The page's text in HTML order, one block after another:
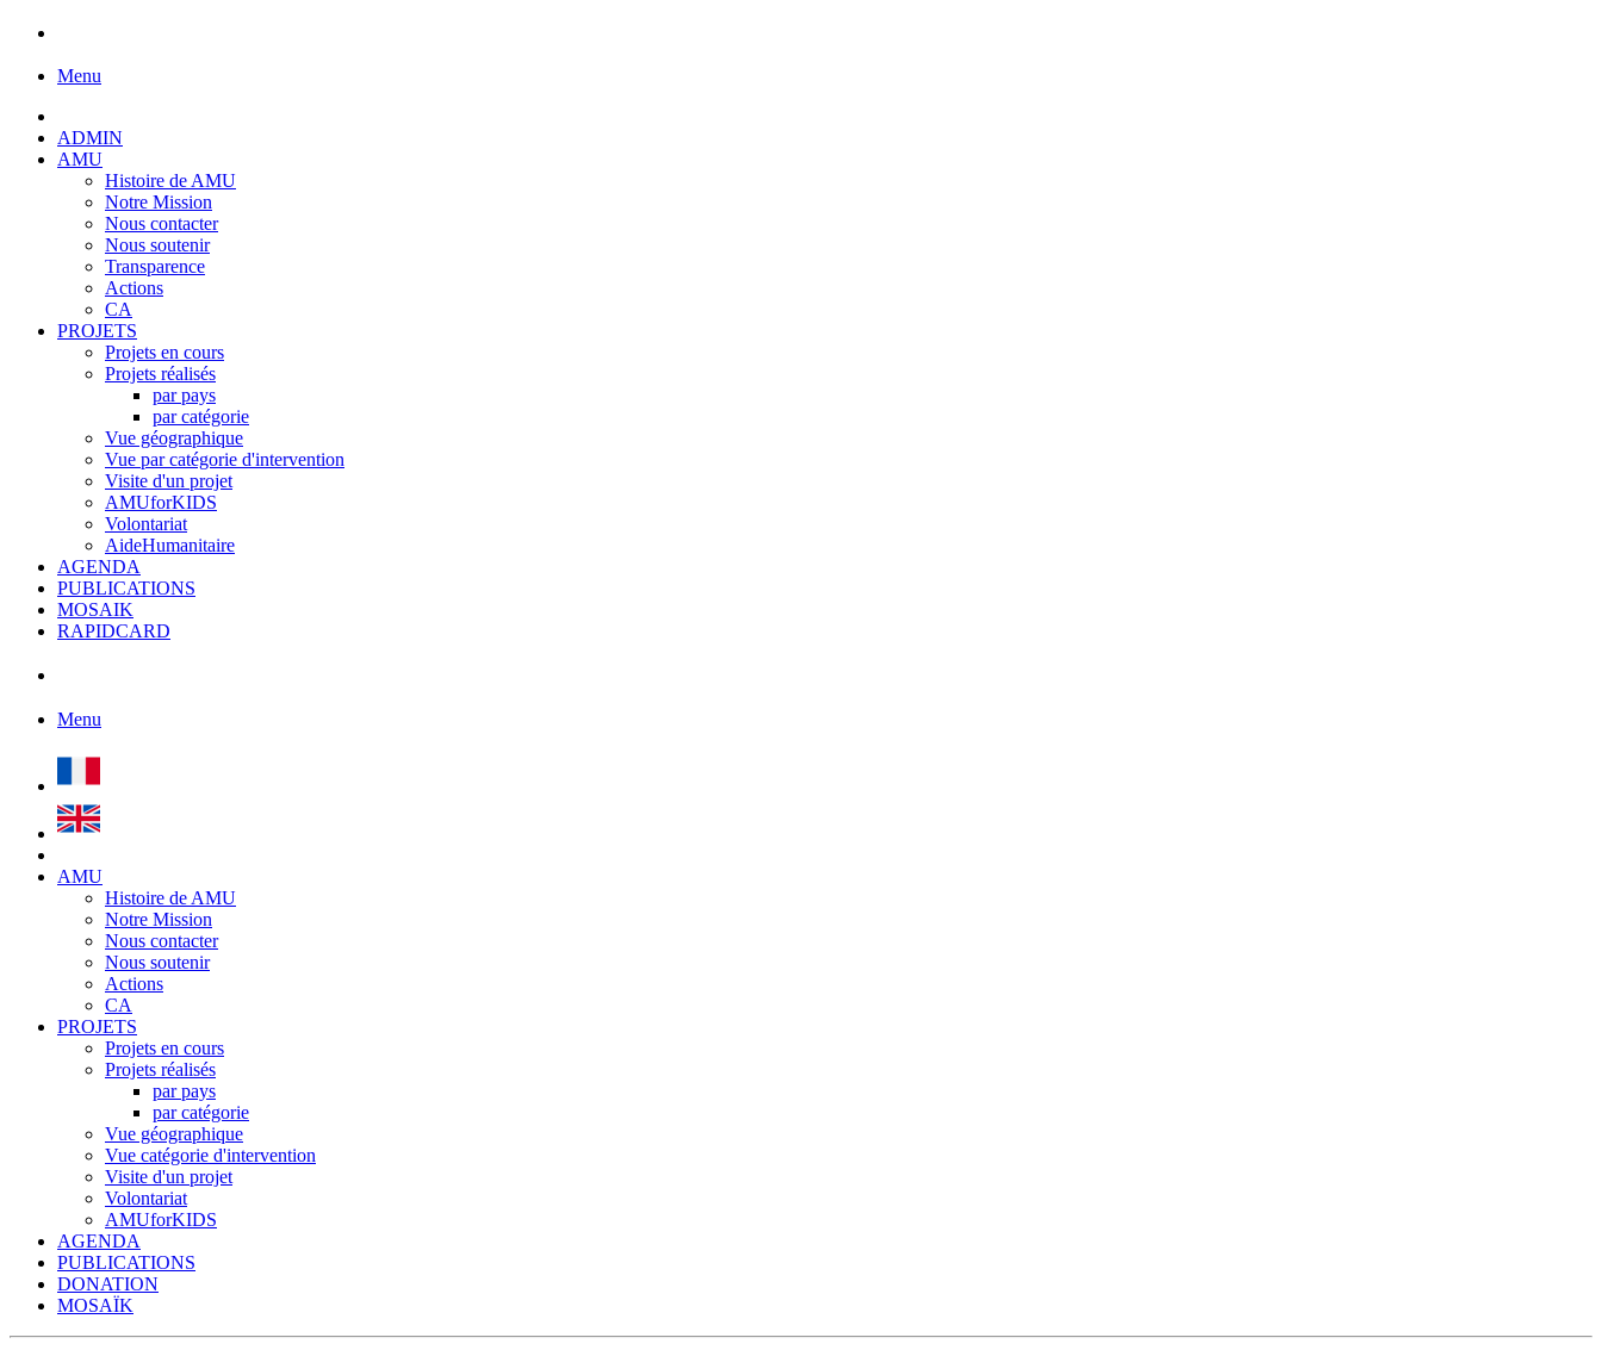
Menu
ADMIN
AMU
Histoire de AMU
Notre Mission
Nous contacter
Nous soutenir
Transparence
Actions
CA
PROJETS
Projets en cours
Projets réalisés
par pays
par catégorie
Vue géographique
Vue par catégorie d'intervention
Visite d'un projet
AMUforKIDS
Volontariat
AideHumanitaire
AGENDA
PUBLICATIONS
MOSAIK
RAPIDCARD
Menu
AMU
Histoire de AMU
Notre Mission
Nous contacter
Nous soutenir
Actions
CA
PROJETS
Projets en cours
Projets réalisés
par pays
par catégorie
Vue géographique
Vue catégorie d'intervention
Visite d'un projet
Volontariat
AMUforKIDS
AGENDA
PUBLICATIONS
DONATION
MOSAÏK